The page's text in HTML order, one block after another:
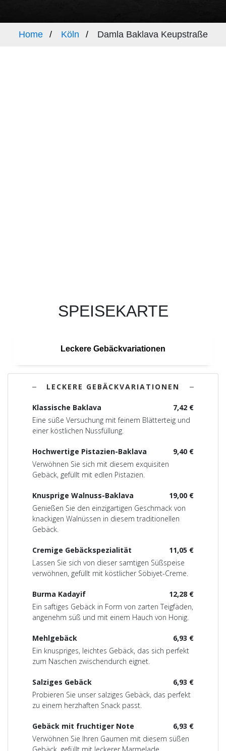
Home Köln Damla Baklava Keupstraße
SPEISEKARTE
Leckere Gebäckvariationen
LECKERE GEBÄCKVARIATIONEN
7,42 €
Klassische Baklava
Eine süße Versuchung mit feinem Blätterteig und
einer köstlichen Nussfüllung.
9,40 €
Hochwertige Pistazien-Baklava
Verwöhnen Sie sich mit diesem exquisiten
Gebäck, gefüllt mit edlen Pistazien.
19,00 €
Knusprige Walnuss-Baklava
Genießen Sie den einzigartigen Geschmack von
knackigen Walnüssen in diesem traditionellen
Gebäck.
11,05 €
Cremige Gebäckspezialität
Lassen Sie sich von dieser samtigen Süßspeise
verwöhnen, gefüllt mit köstlicher Söbiyet-Creme.
12,28 €
Burma Kadayif
Ein saftiges Gebäck in Form von zarten Teigfäden,
angenehm süß und mit einem Hauch von Honig.
6,93 €
Mehlgebäck
Ein knuspriges, leichtes Gebäck, das sich perfekt
zum Naschen zwischendurch eignet.
6,93 €
Salziges Gebäck
Probieren Sie unser salziges Gebäck, das perfekt
zu einem herzhaften Snack passt.
6,93 €
Gebäck mit fruchtiger Note
Verwöhnen Sie Ihren Gaumen mit diesem süßen